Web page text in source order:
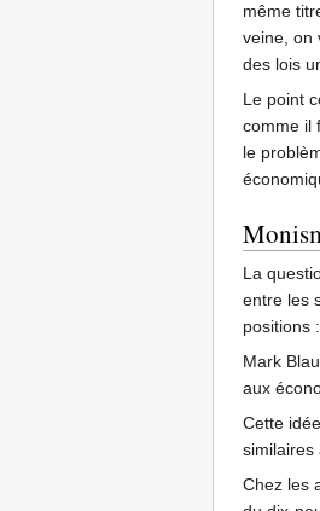
même
veine, on
des lois
Le point
comme il
le
La
entre les
positions
Mark
aux
Cette
similaires
Chez les